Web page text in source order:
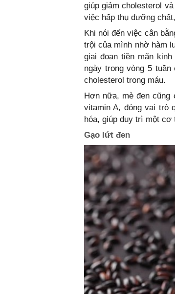
giúp giảm cholesterol
việc hấp thụ dưỡng
Khi nói đến việc cân
trội của mình nhờ hàm
giai đoạn tiền mãn
ngày trong vòng 5
cholesterol trong máu.
Hơn nữa, mè đen
vitamin A, đóng vai trò
hóa, giúp duy trì một cơ
Gạo lứt đen